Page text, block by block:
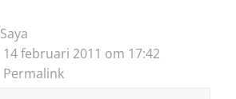
Saya
14 februari 2011 om 17:42
Permalink